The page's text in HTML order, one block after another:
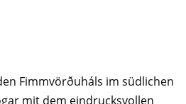
Fimmvörðuháls im südlichen
mit dem eindrucksvollen